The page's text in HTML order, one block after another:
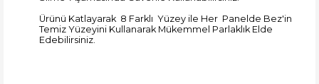
Ürünü Katlayarak 8 Farklı Yüzey ile Her Panelde Bez'in
Temiz Yüzeyini Kullanarak Mükemmel Parlaklık Elde
Edebilirsiniz.